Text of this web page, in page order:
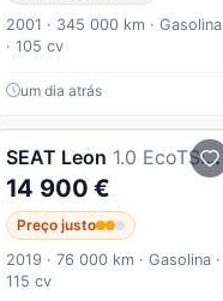
2001 · 345 000 km · Gasolina
· 105 cv
um dia atrás
SEAT Leon 1.0 EcoTSI Style S/S
14 900 €
Preço justo
2019 · 76 000 km · Gasolina ·
115 cv